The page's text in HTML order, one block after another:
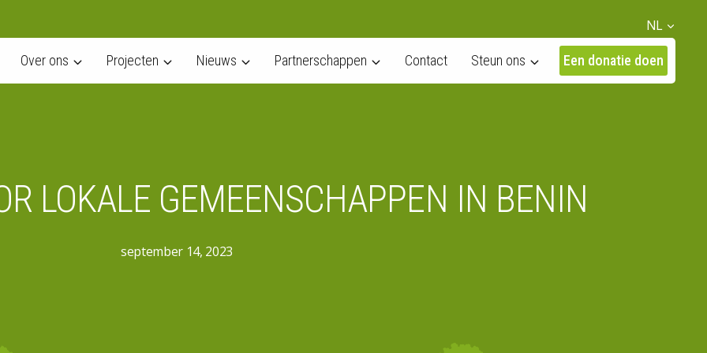
NL
Over ons Projecten Nieuws Partnerschappen Contact Steun ons Een donatie doen
LOKALE GEMEENSCHAPPEN IN BENIN
september 14, 2023